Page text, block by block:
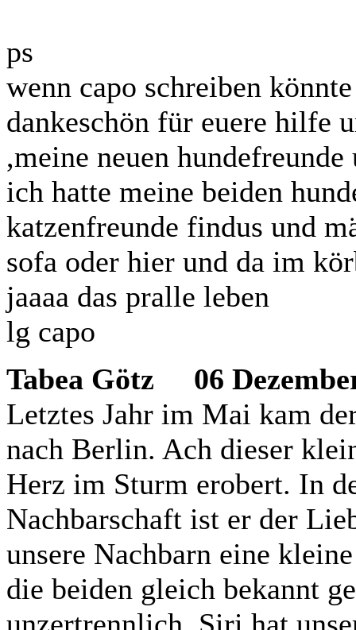
ps
wenn capo schreiben
dankeschön für euere hilfe
,meine neuen
ich hatte meine beiden
katzenfreunde findus und
sofa oder hier und da im
jaaaa das pralle leben
lg capo
Tabea Götz
06
Letztes Jahr im Mai kam
nach Berlin. Ach dieser
Herz im Sturm erobert. In
Nachbarschaft ist er der
unsere Nachbarn eine
die beiden gleich bekannt